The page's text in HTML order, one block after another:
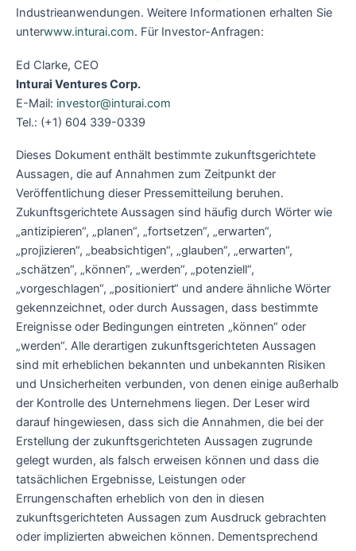
Industrieanwendungen. Weitere Informationen erhalten Sie
unterwww.inturai.com. Für Investor-Anfragen:
Ed Clarke, CEO
Inturai Ventures Corp.
E-Mail: investor@inturai.com
Tel.: (+1) 604 339-0339
Dieses Dokument enthält bestimmte zukunftsgerichtete
Aussagen, die auf Annahmen zum Zeitpunkt der
Veröffentlichung dieser Pressemitteilung beruhen.
Zukunftsgerichtete Aussagen sind häufig durch Wörter wie
„antizipieren“, „planen“, „fortsetzen“, „erwarten“,
„projizieren“, „beabsichtigen“, „glauben“, „erwarten“,
„schätzen“, „können“, „werden“, „potenziell“,
„vorgeschlagen“, „positioniert“ und andere ähnliche Wörter
gekennzeichnet, oder durch Aussagen, dass bestimmte
Ereignisse oder Bedingungen eintreten „können“ oder
„werden“. Alle derartigen zukunftsgerichteten Aussagen
sind mit erheblichen bekannten und unbekannten Risiken
und Unsicherheiten verbunden, von denen einige außerhalb
der Kontrolle des Unternehmens liegen. Der Leser wird
darauf hingewiesen, dass sich die Annahmen, die bei der
Erstellung der zukunftsgerichteten Aussagen zugrunde
gelegt wurden, als falsch erweisen können und dass die
tatsächlichen Ergebnisse, Leistungen oder
Errungenschaften erheblich von den in diesen
zukunftsgerichteten Aussagen zum Ausdruck gebrachten
oder implizierten abweichen können. Dementsprechend